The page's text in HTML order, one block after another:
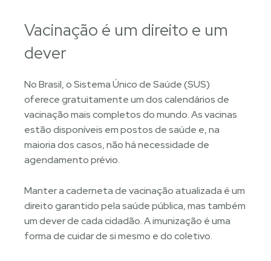
Vacinação é um direito e um
dever
No Brasil, o Sistema Único de Saúde (SUS)
oferece gratuitamente um dos calendários de
vacinação mais completos do mundo. As vacinas
estão disponíveis em postos de saúde e, na
maioria dos casos, não há necessidade de
agendamento prévio.
Manter a caderneta de vacinação atualizada é um
direito garantido pela saúde pública, mas também
um dever de cada cidadão. A imunização é uma
forma de cuidar de si mesmo e do coletivo.